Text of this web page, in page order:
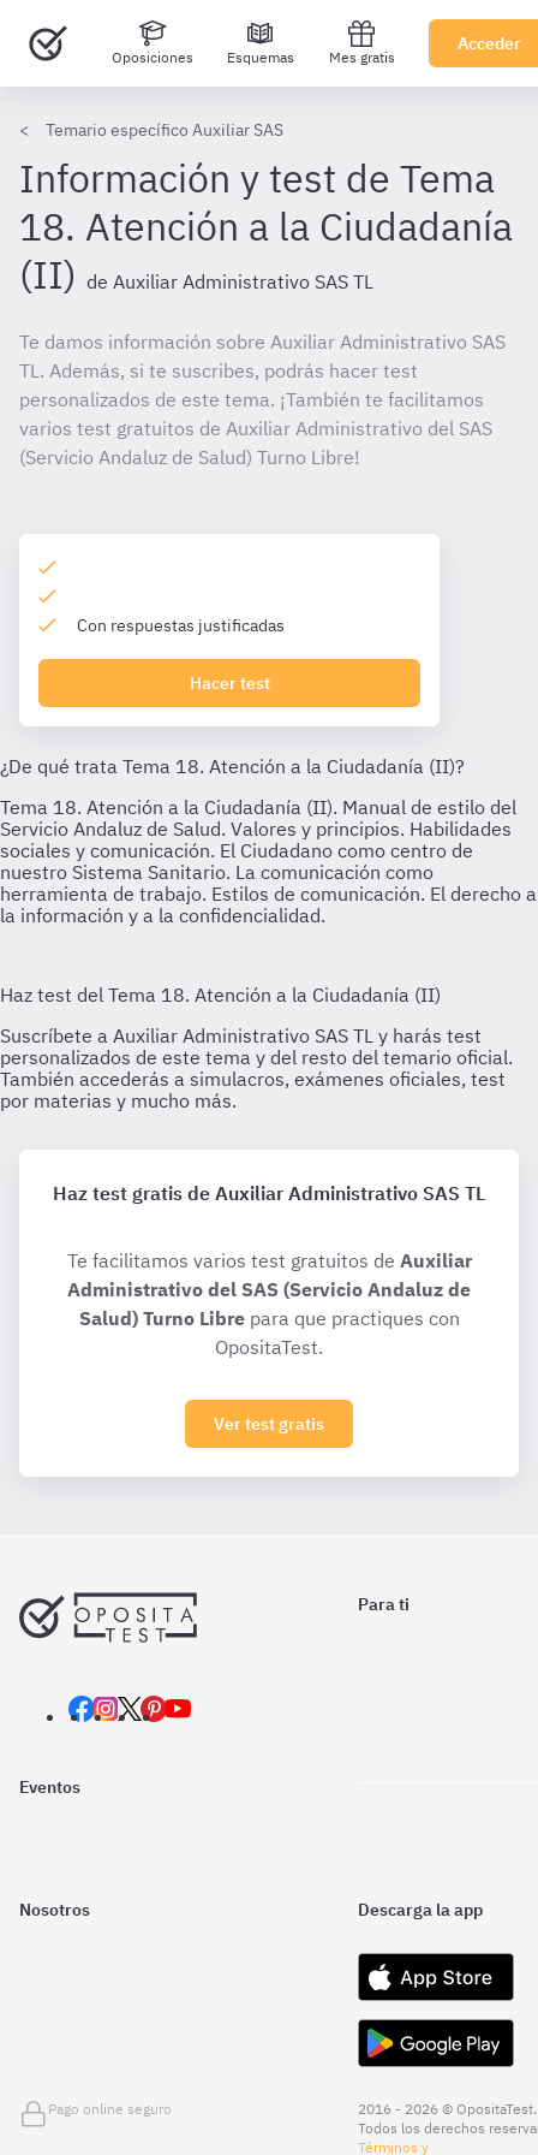
Oposiciones Esquemas Mes gratis
Acceder
Temario específico Auxiliar SAS
Información y test de Tema
18. Atención a la Ciudadanía
(II) de Auxiliar Administrativo SAS TL
Te damos información sobre Auxiliar Administrativo SAS
TL. Además, si te suscribes, podrás hacer test
personalizados de este tema. ¡También te facilitamos
varios test gratuitos de Auxiliar Administrativo del SAS
(Servicio Andaluz de Salud) Turno Libre!
Con respuestas justificadas
Hacer test
Haz test gratis de Auxiliar Administrativo SAS TL
Te facilitamos varios test gratuitos de Auxiliar
Administrativo del SAS (Servicio Andaluz de
Salud) Turno Librepara que practiques con
OpositaTest.
Ver test gratis
Para ti
Eventos
Nosotros Descarga la app
Pago online seguro
2016 - 2026 © OpositaTest.
Todos los derechos
Términos y